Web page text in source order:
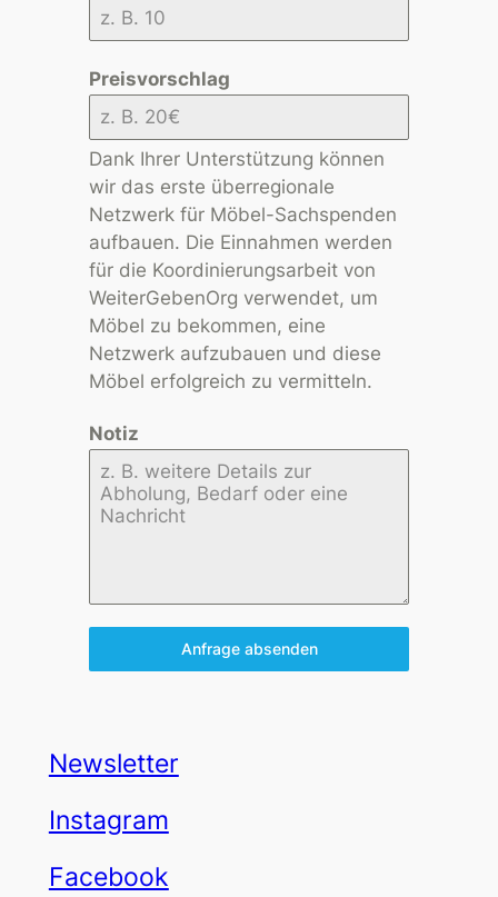
Preisvorschlag
Dank Ihrer Unterstützung können
wir das erste überregionale
Netzwerk für Möbel-Sachspenden
aufbauen. Die Einnahmen werden
für die Koordinierungsarbeit von
WeiterGebenOrg verwendet, um
Möbel zu bekommen, eine
Netzwerk aufzubauen und diese
Möbel erfolgreich zu vermitteln.
Notiz
Anfrage absenden
Newsletter
Instagram
Facebook